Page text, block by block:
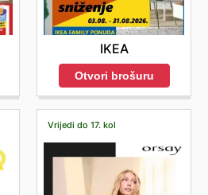
IKEA
Otvori brošuru
Vrijedi do 17. kol